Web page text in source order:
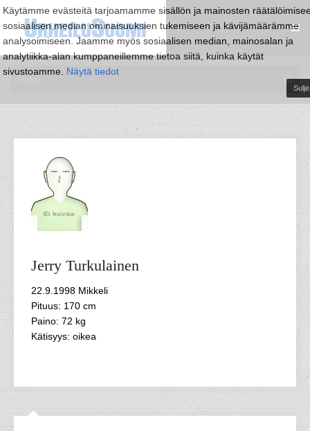
Käytämme evästeitä tarjoamamme sisällön ja mainosten
sosiaalisen median ominaisuuksien tukemiseen ja kävijämäärämme
analysoimiseen. Jaamme myös sosiaalisen median, mainosalan ja
analytiikka-alan kumppaneillemme tietoa siitä, kuinka käytät
sivustoamme. Näytä tiedot
Sulje
Jerry Turkulainen
22.9.1998 Mikkeli
Pituus: 170 cm
Paino: 72 kg
Kätisyys: oikea